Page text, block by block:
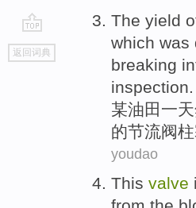
go
top
返回词典
The yield
which was
breaking
inspection.
某油田 一
的节流阀柱
youdao
This valve